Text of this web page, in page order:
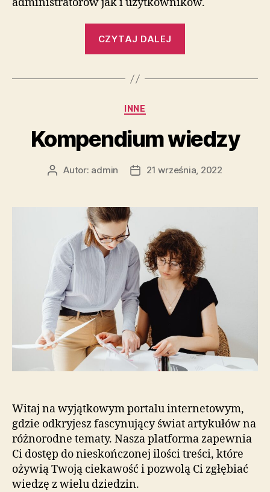
CZYTAJ DALEJ
w
jak
je
i
Kategorie
INNE
Kompendium wiedzy
AutorAutor: admin
Data21 września, 2022
Witaj na wyjątkowym portalu internetowym,
gdzie odkryjesz fascynujący świat artykułów na
różnorodne tematy. Nasza platforma zapewnia
Ci dostęp do nieskończonej ilości treści, które
ożywią Twoją ciekawość i pozwolą Ci zgłębiać
wiedzę z wielu dziedzin.